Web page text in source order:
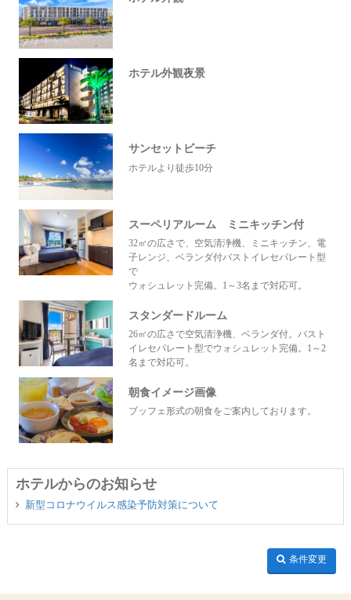
ホテル外観夜景
サンセットビーチ
ホテルより徒歩10分
スーペリアルーム ミニキッチン付
32㎡の広さで、空気清浄機、ミニキッチン、電
子レンジ、ベランダ付バストイレセパレート型
で
ウォシュレット完備。1～3名まで対応可。
スタンダードルーム
26㎡の広さで空気清浄機、ベランダ付。バスト
イレセパレート型でウォシュレット完備。1～2
名まで対応可。
朝食イメージ画像
ブッフェ形式の朝食をご案内しております。
ホテルからのお知らせ
新型コロナウイルス感染予防対策について
条件変更